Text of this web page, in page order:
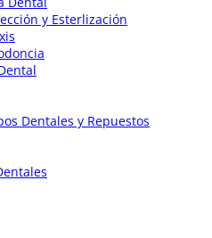
y Esterlización
Dentales y Repuestos